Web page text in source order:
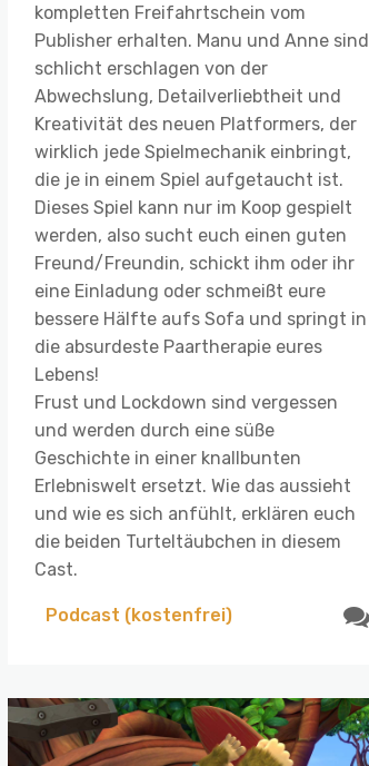
kompletten Freifahrtschein vom
Publisher erhalten. Manu und Anne sind
schlicht erschlagen von der
Abwechslung, Detailverliebtheit und
Kreativität des neuen Platformers, der
wirklich jede Spielmechanik einbringt,
die je in einem Spiel aufgetaucht ist.
Dieses Spiel kann nur im Koop gespielt
werden, also sucht euch einen guten
Freund/Freundin, schickt ihm oder ihr
eine Einladung oder schmeißt eure
bessere Hälfte aufs Sofa und springt in
die absurdeste Paartherapie eures
Lebens!
Frust und Lockdown sind vergessen
und werden durch eine süße
Geschichte in einer knallbunten
Erlebniswelt ersetzt. Wie das aussieht
und wie es sich anfühlt, erklären euch
die beiden Turteltäubchen in diesem
Cast.
Podcast (kostenfrei)